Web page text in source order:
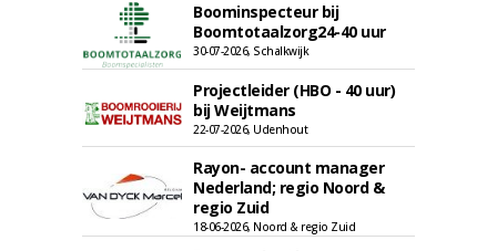
Boominspecteur bij
Boomtotaalzorg24-40 uur
30-07-2026, Schalkwijk
Projectleider (HBO - 40 uur)
bij Weijtmans
22-07-2026, Udenhout
Rayon- account manager
Nederland; regio Noord &
regio Zuid
18-06-2026, Noord & regio Zuid